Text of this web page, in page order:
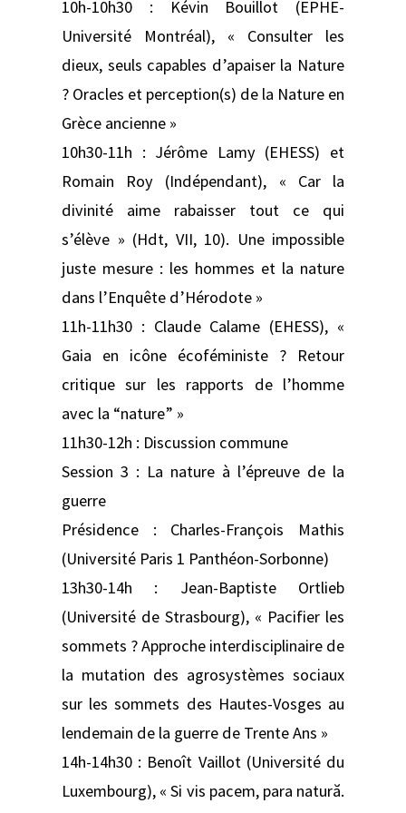
10h-10h30 : Kévin Bouillot (EPHE-
Université Montréal), « Consulter les
dieux, seuls capables d’apaiser la Nature
? Oracles et perception(s) de la Nature en
Grèce ancienne »
10h30-11h : Jérôme Lamy (EHESS) et
Romain Roy (Indépendant), « Car la
divinité aime rabaisser tout ce qui
s’élève » (Hdt, VII, 10). Une impossible
juste mesure : les hommes et la nature
dans l’Enquête d’Hérodote »
11h-11h30 : Claude Calame (EHESS), «
Gaia en icône écoféministe ? Retour
critique sur les rapports de l’homme
avec la “nature” »
11h30-12h : Discussion commune
Session 3 : La nature à l’épreuve de la
guerre
Présidence : Charles-François Mathis
(Université Paris 1 Panthéon-Sorbonne)
13h30-14h : Jean-Baptiste Ortlieb
(Université de Strasbourg), « Pacifier les
sommets ? Approche interdisciplinaire de
la mutation des agrosystèmes sociaux
sur les sommets des Hautes-Vosges au
lendemain de la guerre de Trente Ans »
14h-14h30 : Benoît Vaillot (Université du
Luxembourg), « Si vis pacem, para natură.